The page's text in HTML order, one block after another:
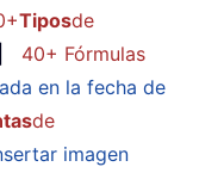
Tiposde
40+ Fórmulas
en la fecha de
de
imagen